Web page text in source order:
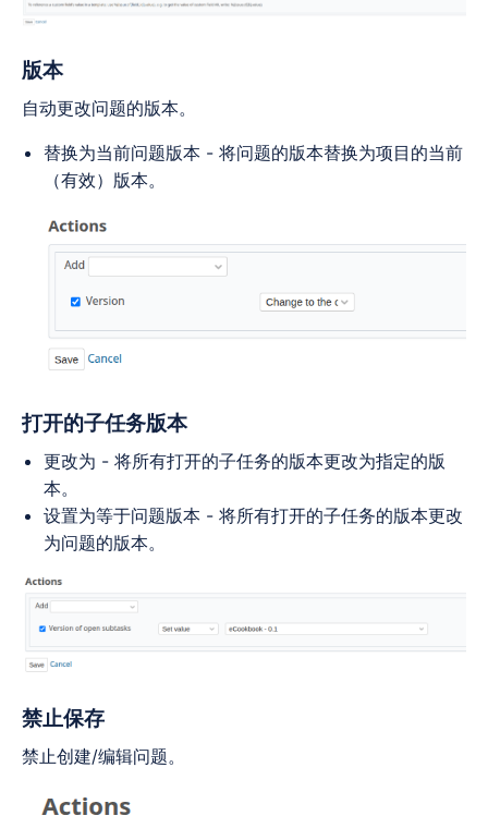
版本
自动更改问题的版本。
替换为当前问题版本 - 将问题的版本替换为项目的当前
（有效）版本。
打开的子任务版本
更改为 - 将所有打开的子任务的版本更改为指定的版
本。
设置为等于问题版本 - 将所有打开的子任务的版本更改
为问题的版本。
禁止保存
禁止创建/编辑问题。